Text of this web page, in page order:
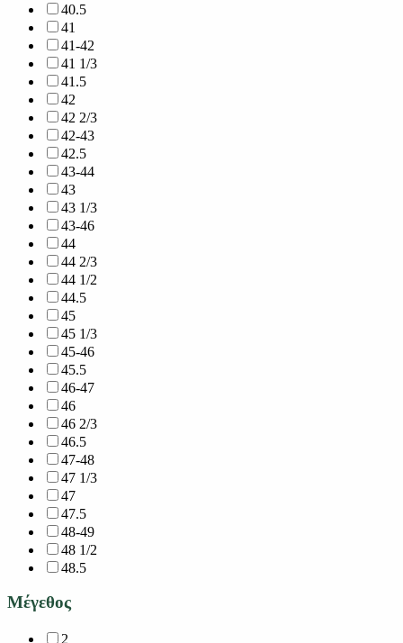
40.5
41
41-42
41 1/3
41.5
42
42 2/3
42-43
42.5
43-44
43
43 1/3
43-46
44
44 2/3
44 1/2
44.5
45
45 1/3
45-46
45.5
46-47
46
46 2/3
46.5
47-48
47 1/3
47
47.5
48-49
48 1/2
48.5
Μέγεθος
2